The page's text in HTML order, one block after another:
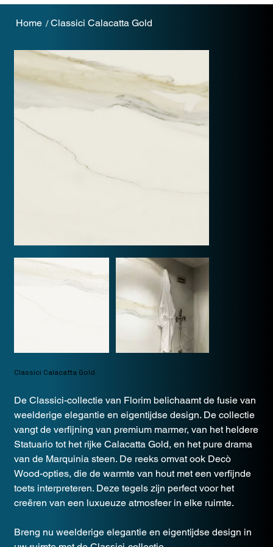
Home /Classici Calacatta Gold
Classici Calacatta Gold
De Classici-collectie van Florim belichaamt de fusie van
weelderige elegantie en eigentijdse design. De collectie
vangt de verfijning van premium marmer, van het heldere
Statuario tot het rijke Calacatta Gold, en het pure drama
van de Marquinia steen. De reeks omvat ook Decò
Wood-opties, die de warmte van hout met een verfijnde
toets interpreteren. Deze tegels zijn perfect voor het
creëren van een luxueuze atmosfeer in elke ruimte.
Breng nu weelderige elegantie en eigentijdse design in